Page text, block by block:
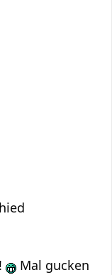
Mal gucken